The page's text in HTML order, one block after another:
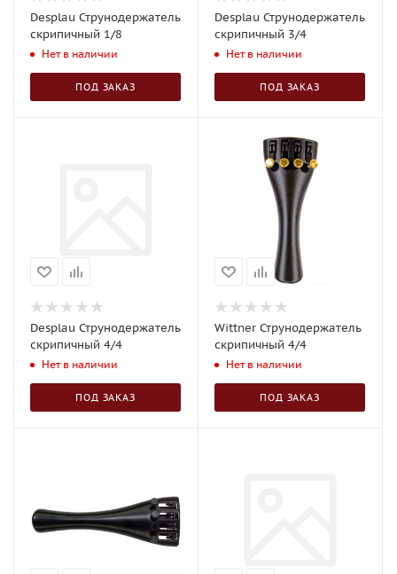
Desplau Струнодержатель
скрипичный 1/8
Нет в наличии
ПОД ЗАКАЗ
Desplau Струнодержатель
скрипичный 3/4
Нет в наличии
ПОД ЗАКАЗ
Desplau Струнодержатель
скрипичный 4/4
Нет в наличии
ПОД ЗАКАЗ
Wittner Струнодержатель
скрипичный 4/4
Нет в наличии
ПОД ЗАКАЗ